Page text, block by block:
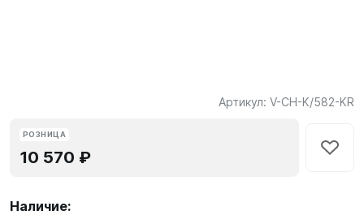
Артикул: V-CH-K/582-KR
РОЗНИЦА
10 570 ₽
Наличие: